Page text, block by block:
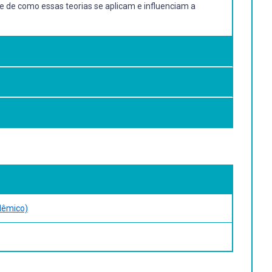
como essas teorias se aplicam e influenciam a
O Conceito de Direito. Tradução de A. Ribeiro
São Paulo: Martins Fontes, 2002. Kant, Immanuel.